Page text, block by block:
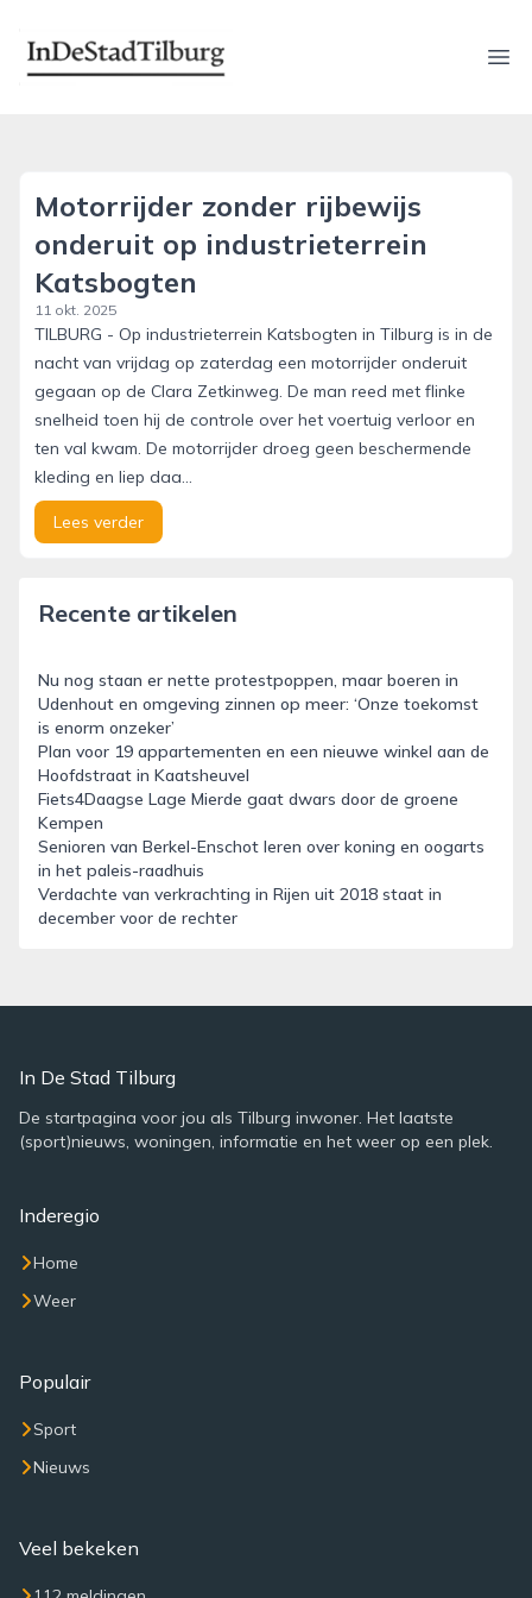
indestadtilburg.nl
Motorrijder zonder rijbewijs
onderuit op industrieterrein
Katsbogten
11 okt. 2025
TILBURG - Op industrieterrein Katsbogten in Tilburg is in de
nacht van vrijdag op zaterdag een motorrijder onderuit
gegaan op de Clara Zetkinweg. De man reed met flinke
snelheid toen hij de controle over het voertuig verloor en
ten val kwam. De motorrijder droeg geen beschermende
kleding en liep daa...
Lees verder
Recente artikelen
Nu nog staan er nette protestpoppen, maar boeren in
Udenhout en omgeving zinnen op meer: ‘Onze toekomst
is enorm onzeker’
Plan voor 19 appartementen en een nieuwe winkel aan de
Hoofdstraat in Kaatsheuvel
Fiets4Daagse Lage Mierde gaat dwars door de groene
Kempen
Senioren van Berkel-Enschot leren over koning en oogarts
in het paleis-raadhuis
Verdachte van verkrachting in Rijen uit 2018 staat in
december voor de rechter
In De Stad Tilburg
De startpagina voor jou als Tilburg inwoner. Het laatste
(sport)nieuws, woningen, informatie en het weer op een plek.
Inderegio
Home
Weer
Populair
Sport
Nieuws
Veel bekeken